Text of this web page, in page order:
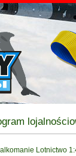
Lotnictwo